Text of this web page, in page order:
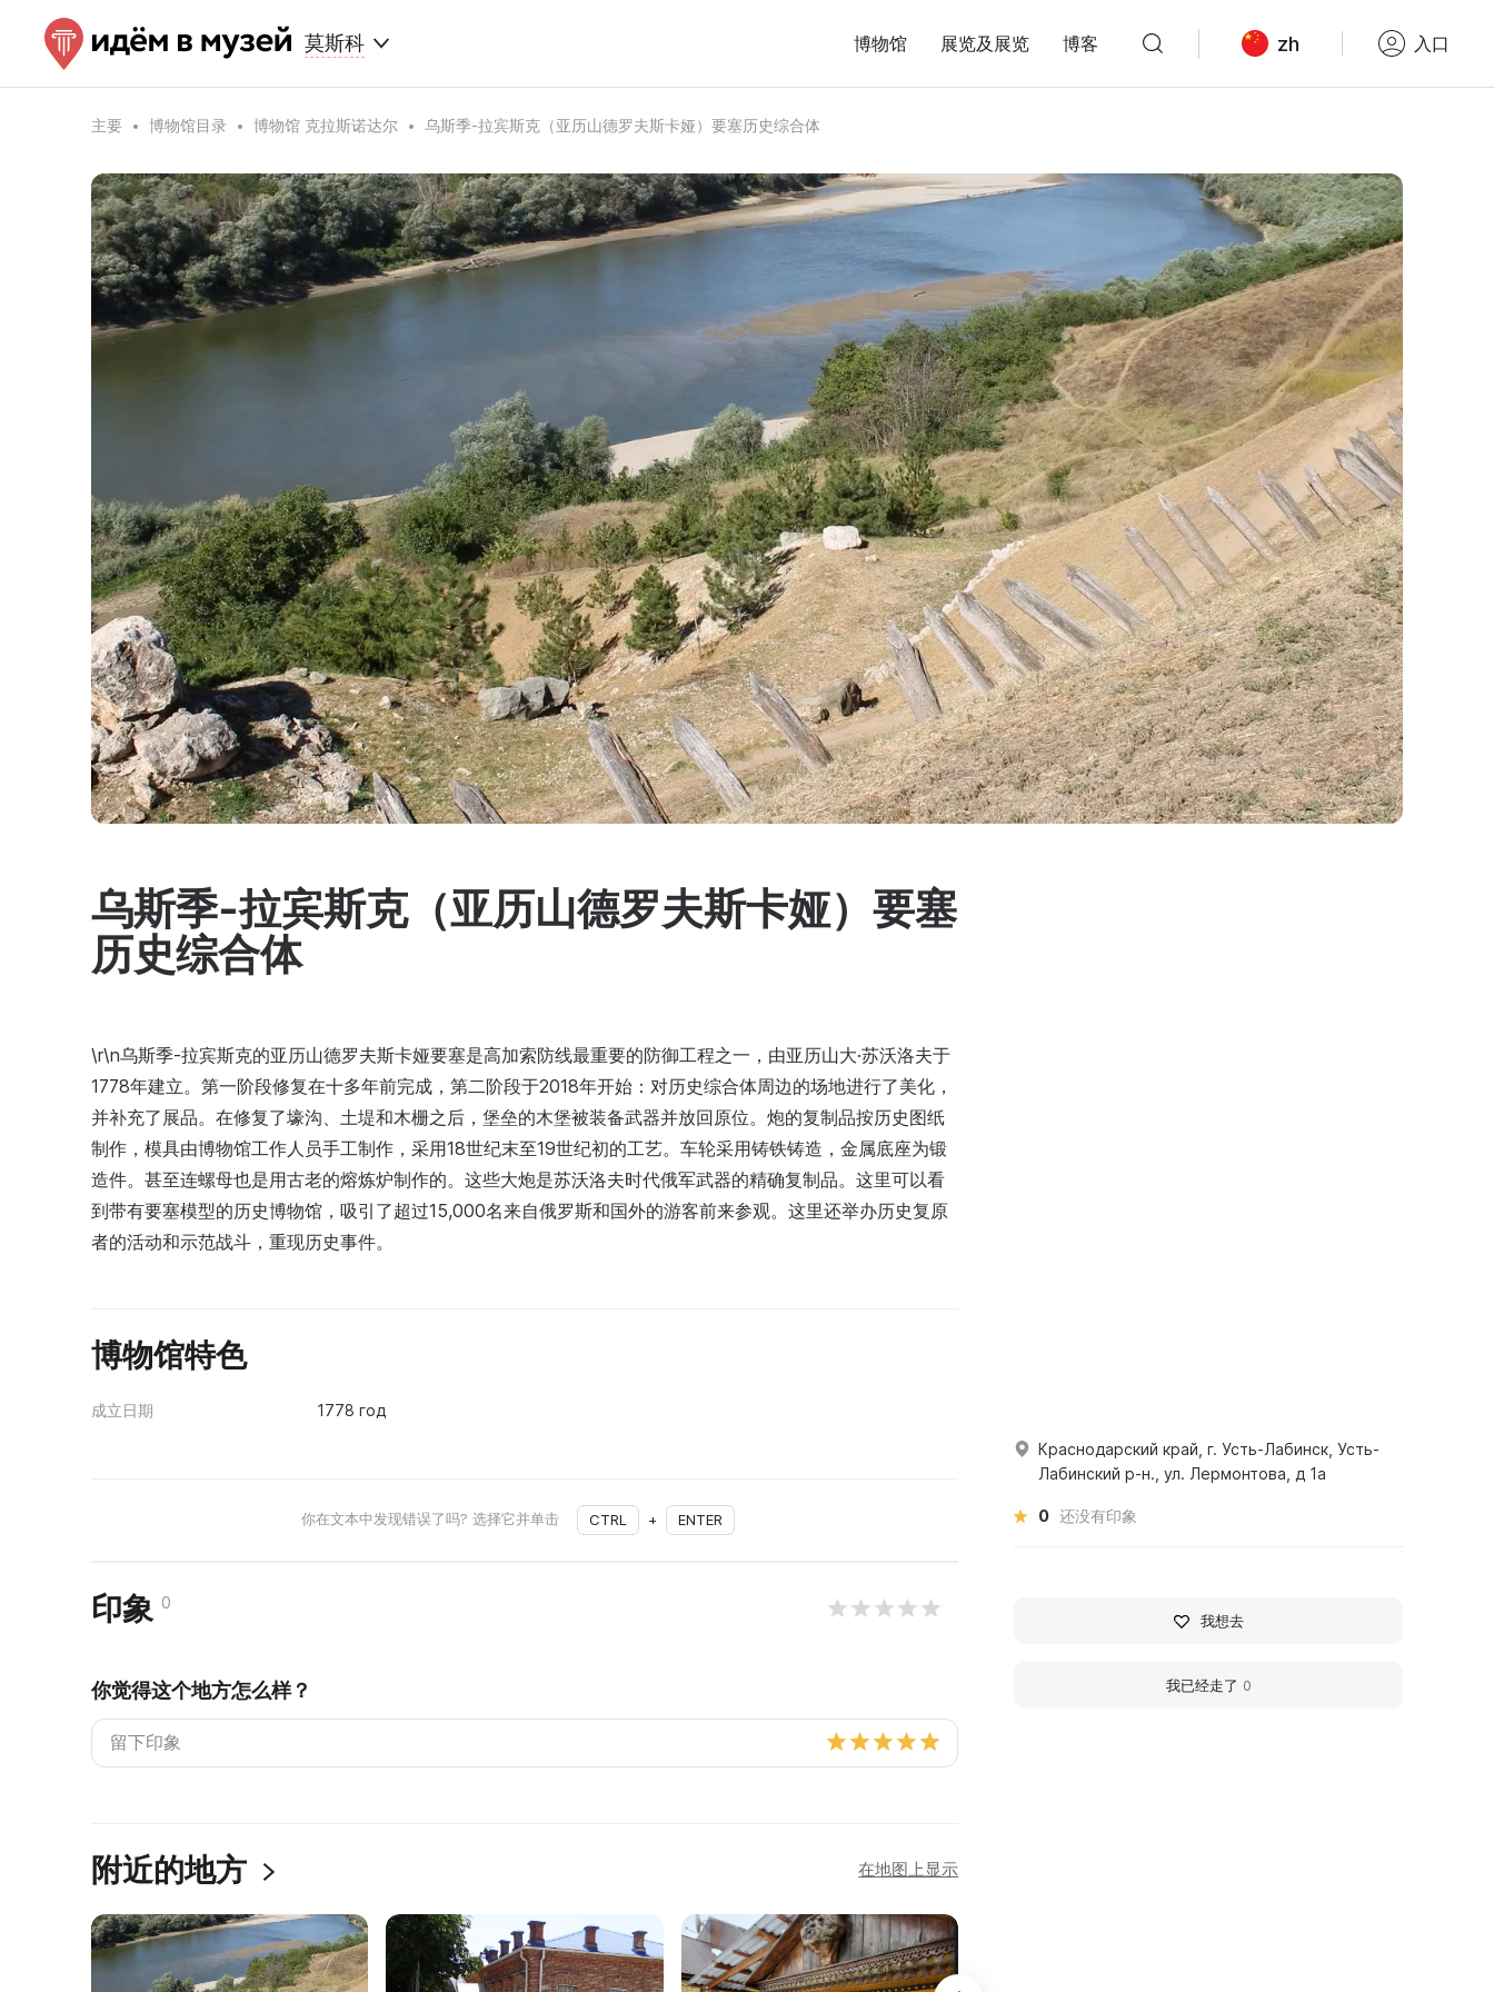
莫斯科 博物馆 展览及展览 博客 zh 入口
主要 博物馆目录 博物馆 克拉斯诺达尔 乌斯季-拉宾斯克（亚历山德罗夫斯卡娅）要塞历史综合体
乌斯季-拉宾斯克（亚历山德罗夫斯卡娅）要塞
历史综合体
\r\n乌斯季-拉宾斯克的亚历山德罗夫斯卡娅要塞是高加索防线最重要的防御工程之一，由亚历山大·苏沃洛夫于
1778年建立。第一阶段修复在十多年前完成，第二阶段于2018年开始：对历史综合体周边的场地进行了美化，
并补充了展品。在修复了壕沟、土堤和木栅之后，堡垒的木堡被装备武器并放回原位。炮的复制品按历史图纸
制作，模具由博物馆工作人员手工制作，采用18世纪末至19世纪初的工艺。车轮采用铸铁铸造，金属底座为锻
造件。甚至连螺母也是用古老的熔炼炉制作的。这些大炮是苏沃洛夫时代俄军武器的精确复制品。这里可以看
到带有要塞模型的历史博物馆，吸引了超过15,000名来自俄罗斯和国外的游客前来参观。这里还举办历史复原
者的活动和示范战斗，重现历史事件。
博物馆特色
成立日期 1778 год
你在文本中发现错误了吗? 选择它并单击 CTRL + ENTER
印象 0
你觉得这个地方怎么样？
附近的地方 在地图上显示
Краснодарский край, г. Усть-Лабинск, Усть-
Лабинский р-н., ул. Лермонтова, д 1а
0 还没有印象
我想去
我已经走了 0